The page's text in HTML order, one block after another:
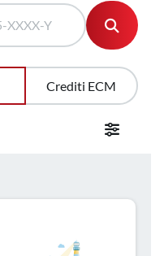
Crediti ECM